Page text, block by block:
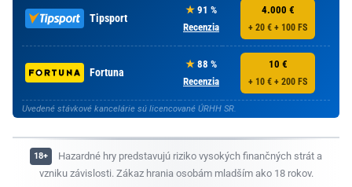
Tipsport
91 %
Recenzia
4.000 €
+ 20 € + 100 FS
Fortuna
88 %
Recenzia
10 €
+ 10 € + 200 FS
Uvedené stávkové kancelárie sú licencované ÚRHH SR.
Hazardné hry predstavujú riziko vysokých finančných strát a
vzniku závislosti. Zákaz hrania osobám mladším ako 18 rokov.